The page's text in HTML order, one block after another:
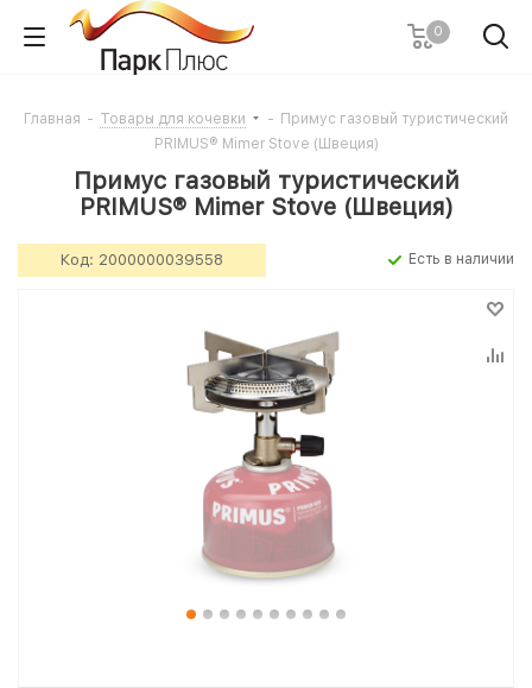
0
Главная - Товары для кочевки - Примус газовый туристический
PRIMUS® Mimer Stove (Швеция)
Примус газовый туристический
PRIMUS® Mimer Stove (Швеция)
Код: 2000000039558 Есть в наличии